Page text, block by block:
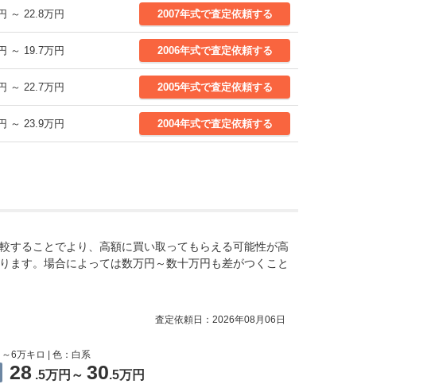
～ 22.8万円 2007年式で査定依頼する
～ 19.7万円 2006年式で査定依頼する
～ 22.7万円 2005年式で査定依頼する
～ 23.9万円 2004年式で査定依頼する
することでより、高額に買い取ってもらえる可能性が高
ます。場合によっては数万円～数十万円も差がつくこと
査定依頼日：2026年08月06日
6万キロ | 色：白系
28 .5万円～ 30.5万円